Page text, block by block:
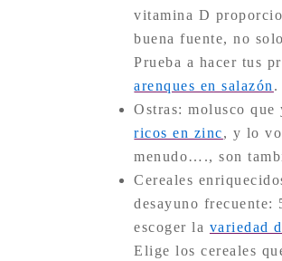
vitamina D
buena fuente, no
Prueba a hacer tus
arenques en salazón .
Ostras: molusco
ricos en zinc, y lo
menudo…., son
Cereales
desayuno
escoger la variedad
Elige los cereales